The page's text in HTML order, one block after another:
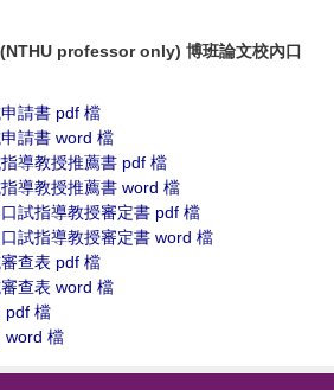
professor only) 博班論文校內口
請書 pdf 檔
請書 word 檔
導教授推薦書 pdf 檔
導教授推薦書 word 檔
試指導教授審定書 pdf 檔
試指導教授審定書 word 檔
查表 pdf 檔
查表 word 檔
pdf 檔
word 檔